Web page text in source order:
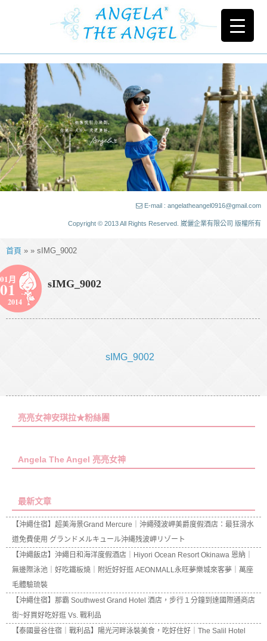
E-mail : angelatheangel0916@gmail.com
Copyright © 2013 All Rights Reserved. 崴儷企業有限公司 版權所有
首頁 » » sIMG_9002
01月
01
2014
sIMG_9002
sIMG_9002
亮亮女神安琪拉★粉絲團
Angela The Angel 亮亮女神
最新文章
【沖繩住宿】超美海景Grand Mercure｜沖繩殘波岬美爵度假酒店：最狂滑水
道免費使用 グランドメルキュール沖縄残波岬リゾート
【沖繩飯店】沖繩日和海洋度假酒店｜Hiyori Ocean Resort Okinawa 恩納｜
無邊際泳池｜好吃鐵板燒｜附近好好逛 AEONMALL永旺夢樂城來客夢｜萬座
毛體驗琉裝
【沖繩住宿】那霸 Southwest Grand Hotel 酒店，步行１分鐘到達國際通商店
街~好買好吃好逛 Vs. 戰利品
【泰國曼谷住宿｜戰利品】陽光河畔泳裝美食，吃好住好｜The Salil Hotel